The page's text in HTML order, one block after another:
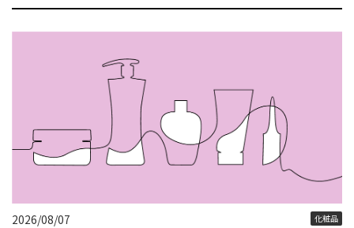
2026/08/07 化粧品